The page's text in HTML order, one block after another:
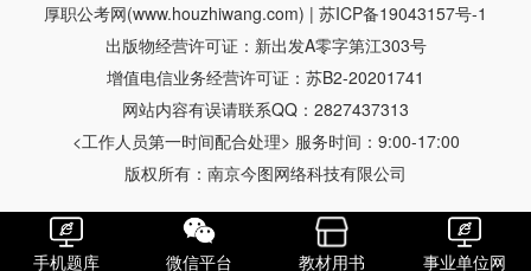
厚职公考网(www.houzhiwang.com) | 苏ICP备19043157号-1
出版物经营许可证：新出发A零字第江303号
增值电信业务经营许可证：苏B2-20201741
网站内容有误请联系QQ：2827437313
<工作人员第一时间配合处理> 服务时间：9:00-17:00
版权所有：南京今图网络科技有限公司
手机题库 微信平台 教材用书 事业单位网